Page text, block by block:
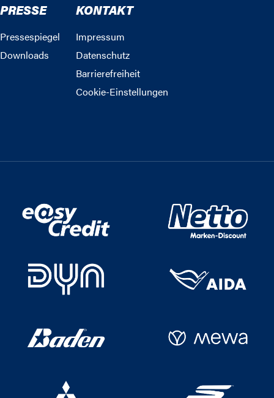
PRESSE
Pressespiegel
Downloads
KONTAKT
Impressum
Datenschutz
Barrierefreiheit
Cookie-Einstellungen